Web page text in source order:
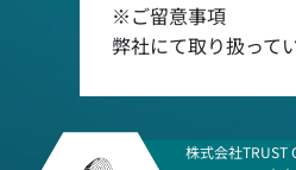
※ご留意事項
弊社にて取り扱って
株式会社TRUST